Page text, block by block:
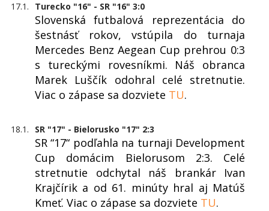
17.1. Turecko "16" - SR "16" 3:0
Slovenská futbalová reprezentácia do
šestnásť rokov, vstúpila do turnaja
Mercedes Benz Aegean Cup prehrou 0:3
s tureckými rovesníkmi. Náš obranca
Marek Luščík odohral celé stretnutie.
Viac o zápase sa dozviete TU.
18.1. SR "17" - Bielorusko "17" 2:3
SR “17“ podľahla na turnaji Development
Cup domácim Bielorusom 2:3. Celé
stretnutie odchytal náš brankár Ivan
Krajčírik a od 61. minúty hral aj Matúš
Kmeť. Viac o zápase sa dozviete TU.